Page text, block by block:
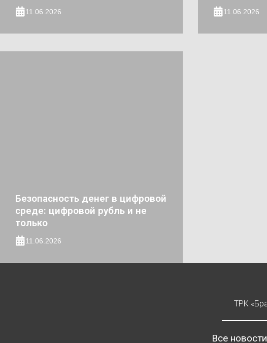
11.06.2026 11.06.2026
Безопасность денег в цифровой
среде: цифровой рубль и не
только
11.06.2026
ТРК
Все